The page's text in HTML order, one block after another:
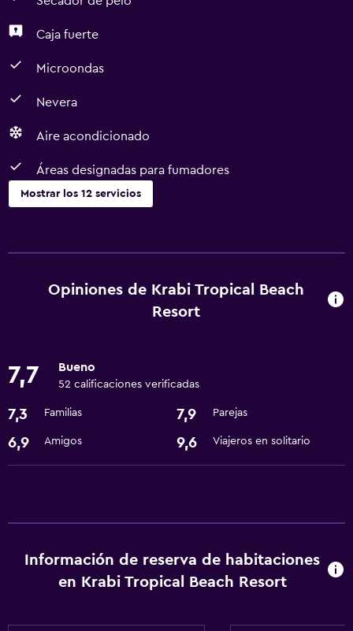
Caja fuerte
Microondas
Nevera
Aire acondicionado
Áreas designadas para fumadores
Mostrar los 12 servicios
Microondas
Wifi gratis
Estacionamiento y transporte
Traslado aeropuerto
Opiniones de Krabi Tropical Beach
Resort
7,7 Bueno
52 calificaciones verificadas
7,3 Familias 7,9 Parejas
6,9 Amigos 9,6 Viajeros en solitario
Información de reserva de habitaciones
en Krabi Tropical Beach Resort